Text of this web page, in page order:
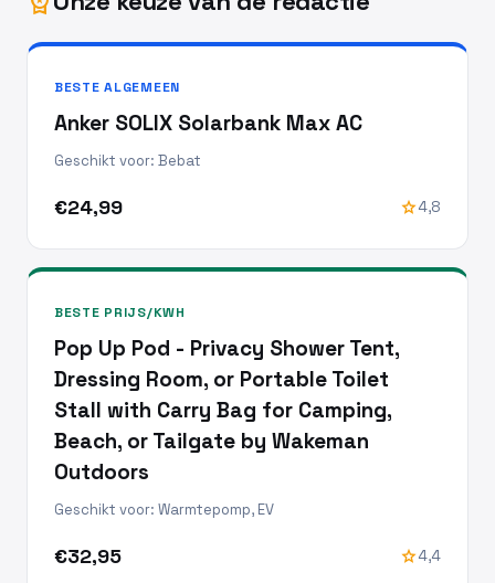
BESTE ALGEMEEN
Anker SOLIX Solarbank Max AC
Geschikt voor: Bebat
€24,99 star4,8
BESTE PRIJS/KWH
Pop Up Pod - Privacy Shower Tent,
Dressing Room, or Portable Toilet
Stall with Carry Bag for Camping,
Beach, or Tailgate by Wakeman
Outdoors
Geschikt voor: Warmtepomp, EV
€32,95 star4,4